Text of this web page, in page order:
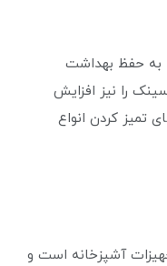
به حفظ بهداشت
را نیز افزایش
تمیز کردن انواع
آشپزخانه است و